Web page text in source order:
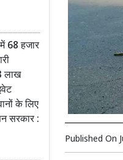
68 हजार
लाख
के लिए
सरकार :
Published On